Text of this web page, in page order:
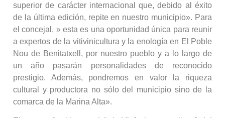
superior de carácter internacional que, debido al éxito
de la última edición, repite en nuestro municipio». Para
el concejal, » esta es una oportunidad única para reunir
a expertos de la vitivinicultura y la enología en El Poble
Nou de Benitatxell, por nuestro pueblo y a lo largo de
un año pasarán personalidades de reconocido
prestigio. Además, pondremos en valor la riqueza
cultural y productora no sólo del municipio sino de la
comarca de la Marina Alta».